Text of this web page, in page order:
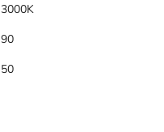
3000K
90
50